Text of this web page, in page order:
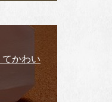
てかわい